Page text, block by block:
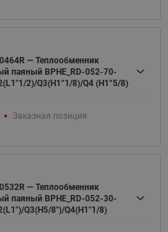
— Теплообменник
паяный BPHE_RD-052-70-
2)/Q3(H1“1/8)/Q4 (H1“5/8)
Заказная позиция
— Теплообменник
паяный BPHE_RD-052-30-
Q3(H5/8")/Q4(H1"1/8)